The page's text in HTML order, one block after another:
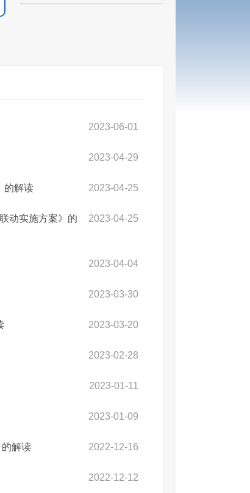
2023-06-01
2023-04-29
2023-04-25
的解读
2023-04-25
动实施方案》的
2023-04-04
2023-03-30
2023-03-20
2023-02-28
2023-01-11
2023-01-09
2022-12-16
解读
2022-12-12